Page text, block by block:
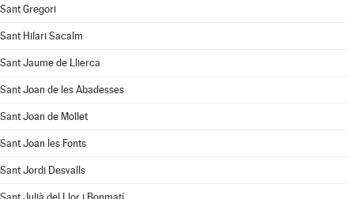
Sant Gregori
Sant Hilari Sacalm
Sant Jaume de Llierca
Sant Joan de les Abadesses
Sant Joan de Mollet
Sant Joan les Fonts
Sant Jordi Desvalls